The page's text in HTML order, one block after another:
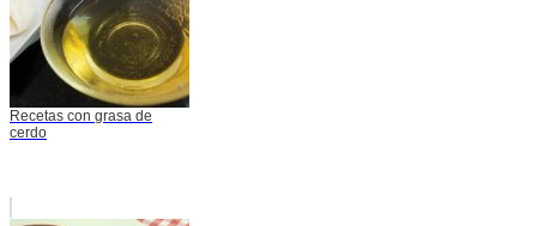
Recetas con grasa de
cerdo